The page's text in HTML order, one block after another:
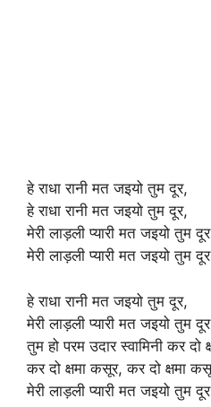
हे राधा रानी मत जइयो तुम दूर,
हे राधा रानी मत जइयो तुम दूर,
मेरी लाड़ली प्यारी मत जइयो तुम
मेरी लाड़ली प्यारी मत जइयो तुम
हे राधा रानी मत जइयो तुम दूर,
मेरी लाड़ली प्यारी मत जइयो तुम
तुम हो परम उदार स्वामिनी कर दो
कर दो क्षमा कसूर, कर दो क्षमा
मेरी लाड़ली प्यारी मत जइयो तुम